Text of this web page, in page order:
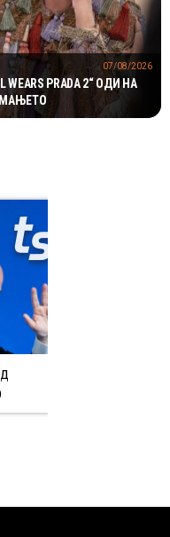
PRADA 2“ ОДИ НА
07/08/2026